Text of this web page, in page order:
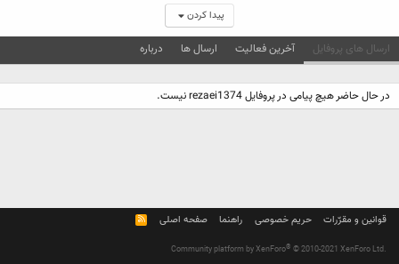
پیدا کردن
ارسال های پروفایل آخرین فعالیت ارسال ها درباره
در حال حاضر هیچ پیامی در پروفایل rezaei1374 نیست.
قوانین و مقرّرات حریم خصوصی راهنما صفحه اصلی
R
S
Community platform by XenForo® © 2010-2021 XenForo Ltd.